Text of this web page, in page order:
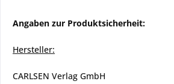
Angaben zur Produktsicherheit:
Hersteller:
CARLSEN Verlag GmbH